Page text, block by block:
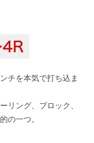
チを本気で打ち込ま
リング、ブロック、
の一つ。